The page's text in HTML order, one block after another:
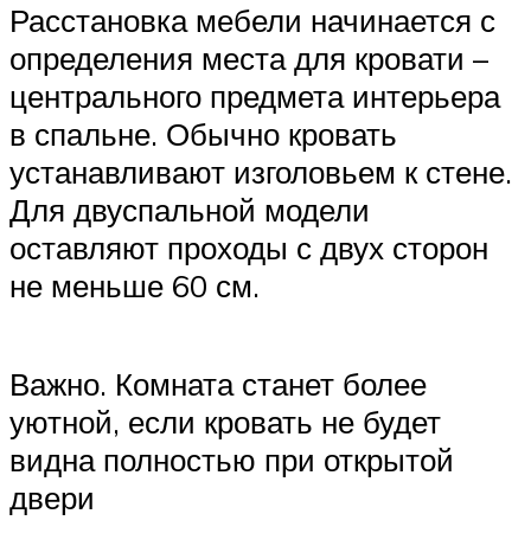
Расстановка мебели начинается с
определения места для кровати –
центрального предмета интерьера
в спальне. Обычно кровать
устанавливают изголовьем к стене.
Для двуспальной модели
оставляют проходы с двух сторон
не меньше 60 см.
Важно. Комната станет более
уютной, если кровать не будет
видна полностью при открытой
двери